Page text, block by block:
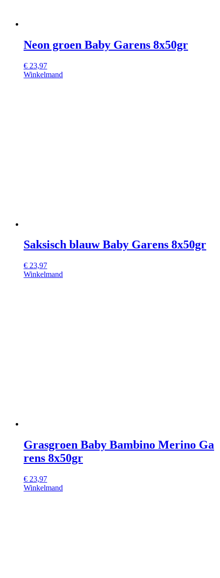
Neon groen Baby Garens 8x50gr
€ 23,97
Winkelmand
Saksisch blauw Baby Garens 8x50gr
€ 23,97
Winkelmand
Grasgroen Baby Bambino Merino Ga
rens 8x50gr
€ 23,97
Winkelmand